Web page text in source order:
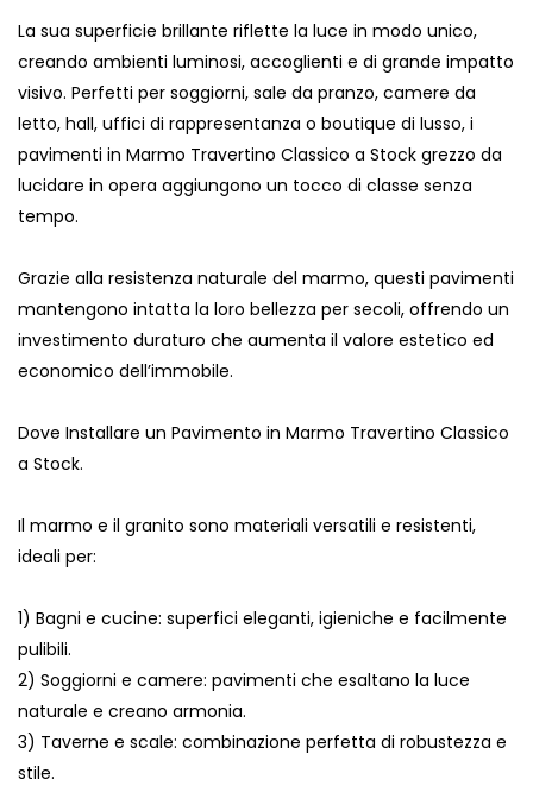
La sua superficie brillante riflette la luce in modo unico,
creando ambienti luminosi, accoglienti e di grande impatto
visivo. Perfetti per soggiorni, sale da pranzo, camere da
letto, hall, uffici di rappresentanza o boutique di lusso, i
pavimenti in Marmo Travertino Classico a Stock grezzo da
lucidare in opera aggiungono un tocco di classe senza
tempo.
Grazie alla resistenza naturale del marmo, questi pavimenti
mantengono intatta la loro bellezza per secoli, offrendo un
investimento duraturo che aumenta il valore estetico ed
economico dell’immobile.
Dove Installare un Pavimento in Marmo Travertino Classico
a Stock.
Il marmo e il granito sono materiali versatili e resistenti,
ideali per:
1) Bagni e cucine: superfici eleganti, igieniche e facilmente
pulibili.
2) Soggiorni e camere: pavimenti che esaltano la luce
naturale e creano armonia.
3) Taverne e scale: combinazione perfetta di robustezza e
stile.